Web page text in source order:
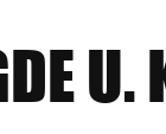
U.